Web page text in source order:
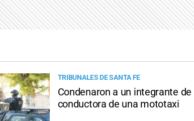
TRIBUNALES DE SANTA FE
Condenaron a un integrante
conductora de una mototaxi